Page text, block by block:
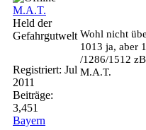
M.A.T.
Held der
Gefahrgutwelt
Registriert: Jul
2011
Beiträge:
3,451
Bayern
Wohl nicht
1013 ja, aber
/1286/1512
M.A.T.